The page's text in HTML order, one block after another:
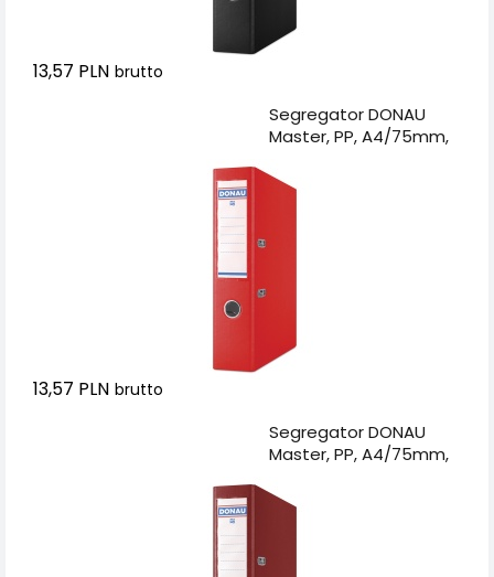
13,57 PLN brutto
Segregator DONAU
Master, PP, A4/75mm,
13,57 PLN brutto
Segregator DONAU
Master, PP, A4/75mm,